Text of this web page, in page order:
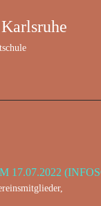
17.07.2022